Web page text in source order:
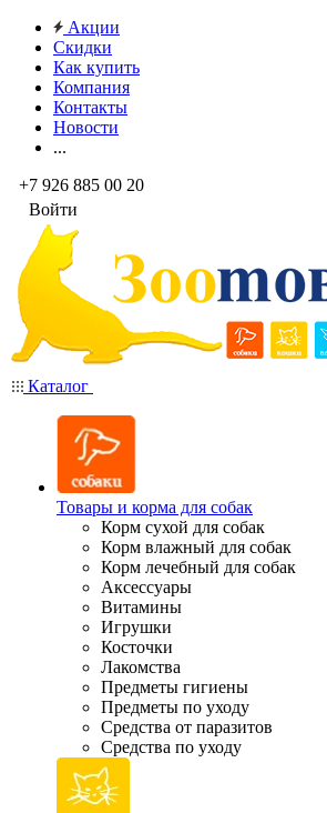
Акции
Скидки
Как купить
Компания
Контакты
Новости
...
+7 926 885 00 20
Войти
Каталог
Товары и корма для собак
Корм сухой для собак
Корм влажный для собак
Корм лечебный для собак
Аксессуары
Витамины
Игрушки
Косточки
Лакомства
Предметы гигиены
Предметы по уходу
Средства от паразитов
Средства по уходу